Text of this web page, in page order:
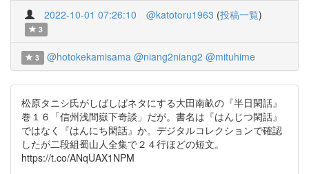
2022-10-01 07:26:10 @katotoru1963 (投稿一覧)
3
3 @hotokekamisama @niang2niang2 @mituhime
松原タニシ氏がしばしばネタにする大田南畝の『半日閑話』
巻１６「信州浅間嶽下奇談」だが。書名は『はんじつ閑話』
ではなく『はんにち閑話』か。デジタルコレクションで確認
したが二段組蜀山人全集で２４行ほどの短文。
https://t.co/ANqUAX1NPM